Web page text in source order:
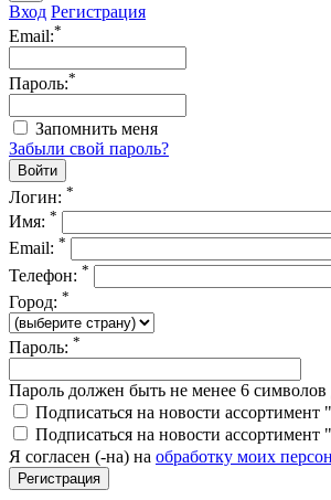
Вход Регистрация
Email:*
Пароль:*
Запомнить меня
Забыли свой пароль?
Логин: *
Имя: *
Email: *
Телефон: *
Город: *
Пароль: *
Пароль должен быть не менее 6
Подписаться на новости
Подписаться на новости
Я согласен (-на) на обработку моих